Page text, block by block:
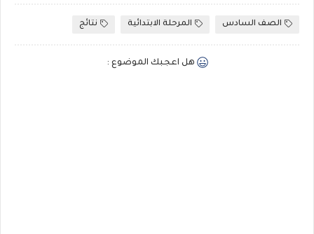
الصف السادس المرحلة الابتدائية نتائج
هل اعجبك الموضوع :